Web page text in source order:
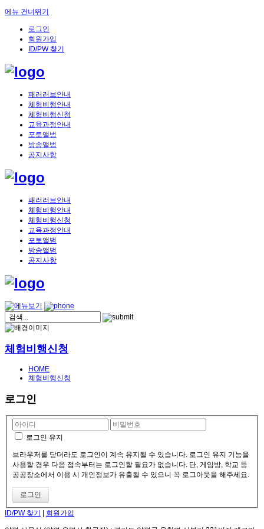
메뉴 건너뛰기
로그인
회원가입
ID/PW 찾기
패러러브안내
체험비행안내
체험비행신청
교육과정안내
포토앨범
방송앨범
공지사항
패러러브안내
체험비행안내
체험비행신청
교육과정안내
포토앨범
방송앨범
공지사항
체험비행신청
HOME
체험비행신청
로그인
로그인 유지
브라우저를 닫더라도 로그인이 계속 유지될 수 있습니다. 로그인 유지 기능을
사용할 경우 다음 접속부터는 로그인할 필요가 없습니다. 단, 게임방, 학교 등
공공장소에서 이용 시 개인정보가 유출될 수 있으니 꼭 로그아웃을 해주세요.
ID/PW 찾기 회원가입